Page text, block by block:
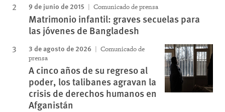
9 de junio de 2015 Comunicado de prensa
Matrimonio infantil: graves secuelas para
las jóvenes de Bangladesh
3 de agosto de 2026
Comunicado de
prensa
A cinco años de su regreso al
poder, los talibanes agravan la
crisis de derechos humanos en
Afganistán